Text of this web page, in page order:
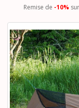
Remise de -10%